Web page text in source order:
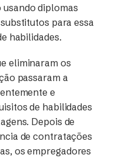
diplomas
para essa
habilidades.
eliminaram os
passaram a
e
de habilidades
Depois de
de contratações
os empregadores